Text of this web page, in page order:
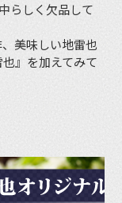
らしく欠品して
美味しい地雷也
』を加えてみて